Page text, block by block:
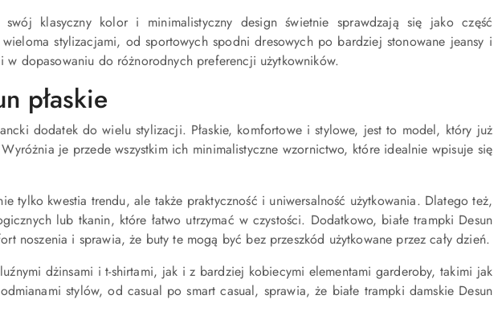
klasyczny kolor i minimalistyczny design świetnie sprawdzają się jako część
stylizacjami, od sportowych spodni dresowych po bardziej stonowane jeansy i
dopasowaniu do różnorodnych preferencji użytkowników.
płaskie
dodatek do wielu stylizacji. Płaskie, komfortowe i stylowe, jest to model, który już
je przede wszystkim ich minimalistyczne wzornictwo, które idealnie wpisuje się
tylko kwestia trendu, ale także praktyczność i uniwersalność użytkowania. Dlatego też,
lub tkanin, które łatwo utrzymać w czystości. Dodatkowo, białe trampki Desun
noszenia i sprawia, że buty te mogą być bez przeszkód użytkowane przez cały dzień.
dżinsami i t-shirtami, jak i z bardziej kobiecymi elementami garderoby, takimi jak
stylów, od casual po smart casual, sprawia, że białe trampki damskie Desun